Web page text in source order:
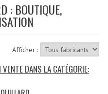
Matériel
Promotions
Devis
: BOUTIQUE,
Afficher :
DANS LA CATÉGORIE: